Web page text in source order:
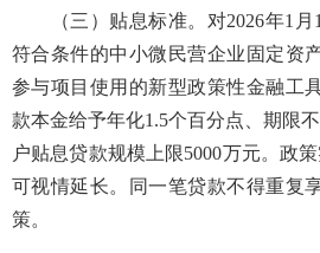
（三）贴息标准。对2026年1月1
符合条件的中小微民营企业固定资
参与项目使用的新型政策性金融工
款本金给予年化1.5个百分点、期限
户贴息贷款规模上限5000万元。政
可视情延长。同一笔贷款不得重复
策。